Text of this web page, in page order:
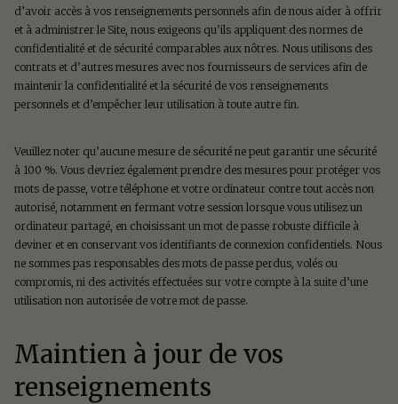
d’avoir accès à vos renseignements personnels afin de nous aider à offrir
et à administrer le Site, nous exigeons qu’ils appliquent des normes de
confidentialité et de sécurité comparables aux nôtres. Nous utilisons des
contrats et d’autres mesures avec nos fournisseurs de services afin de
maintenir la confidentialité et la sécurité de vos renseignements
personnels et d’empêcher leur utilisation à toute autre fin.
Veuillez noter qu’aucune mesure de sécurité ne peut garantir une sécurité
à 100 %. Vous devriez également prendre des mesures pour protéger vos
mots de passe, votre téléphone et votre ordinateur contre tout accès non
autorisé, notamment en fermant votre session lorsque vous utilisez un
ordinateur partagé, en choisissant un mot de passe robuste difficile à
deviner et en conservant vos identifiants de connexion confidentiels. Nous
ne sommes pas responsables des mots de passe perdus, volés ou
compromis, ni des activités effectuées sur votre compte à la suite d’une
utilisation non autorisée de votre mot de passe.
Maintien à jour de vos
renseignements